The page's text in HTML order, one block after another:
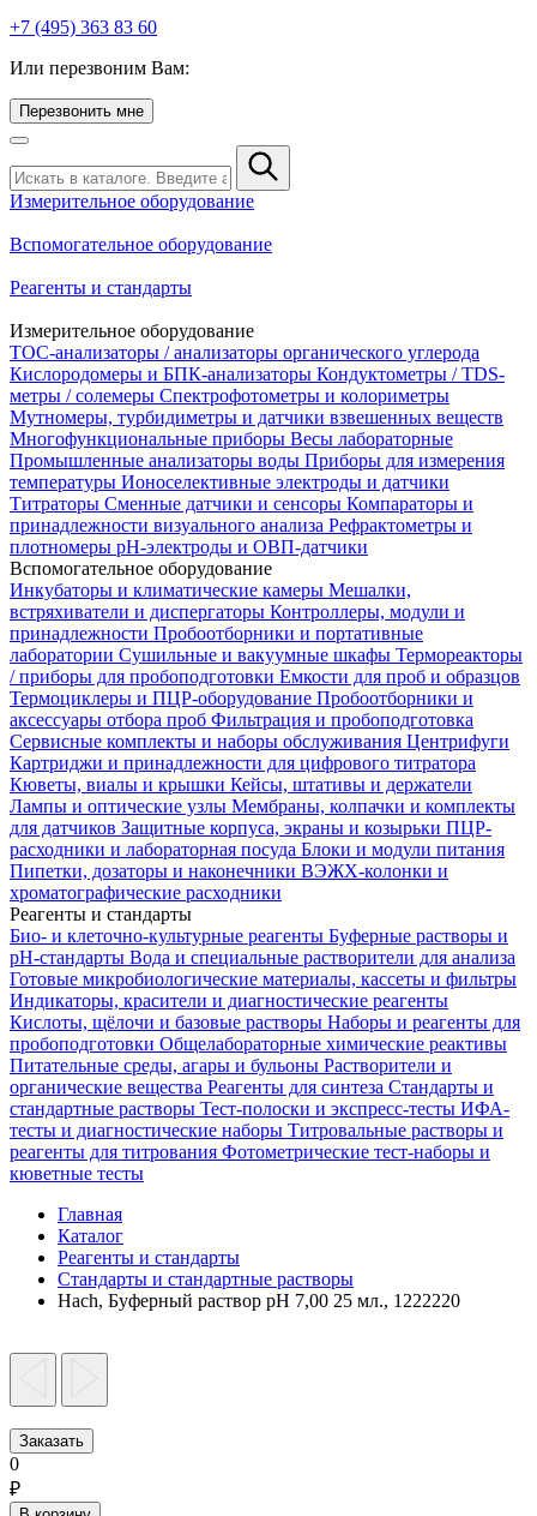
+7 (495) 363 83 60
Или перезвоним Вам:
Перезвонить мне
Измерительное оборудование
Вспомогательное оборудование
Реагенты и стандарты
Измерительное оборудование
TOC-анализаторы / анализаторы органического углерода
Кислородомеры и БПК-анализаторы Кондуктометры / TDS-
метры / солемеры Спектрофотометры и колориметры
Мутномеры, турбидиметры и датчики взвешенных веществ
Многофункциональные приборы Весы лабораторные
Промышленные анализаторы воды Приборы для измерения
температуры Ионоселективные электроды и датчики
Титраторы Сменные датчики и сенсоры Компараторы и
принадлежности визуального анализа Рефрактометры и
плотномеры pH-электроды и ОВП-датчики
Вспомогательное оборудование
Инкубаторы и климатические камеры Мешалки,
встряхиватели и диспергаторы Контроллеры, модули и
принадлежности Пробоотборники и портативные
лаборатории Сушильные и вакуумные шкафы Термореакторы
/ приборы для пробоподготовки Емкости для проб и образцов
Термоциклеры и ПЦР-оборудование Пробоотборники и
аксессуары отбора проб Фильтрация и пробоподготовка
Сервисные комплекты и наборы обслуживания Центрифуги
Картриджи и принадлежности для цифрового титратора
Кюветы, виалы и крышки Кейсы, штативы и держатели
Лампы и оптические узлы Мембраны, колпачки и комплекты
для датчиков Защитные корпуса, экраны и козырьки ПЦР-
расходники и лабораторная посуда Блоки и модули питания
Пипетки, дозаторы и наконечники ВЭЖХ-колонки и
хроматографические расходники
Реагенты и стандарты
Био- и клеточно-культурные реагенты Буферные растворы и
pH-стандарты Вода и специальные растворители для анализа
Готовые микробиологические материалы, кассеты и фильтры
Индикаторы, красители и диагностические реагенты
Кислоты, щёлочи и базовые растворы Наборы и реагенты для
пробоподготовки Общелабораторные химические реактивы
Питательные среды, агары и бульоны Растворители и
органические вещества Реагенты для синтеза Стандарты и
стандартные растворы Тест-полоски и экспресс-тесты ИФА-
тесты и диагностические наборы Титровальные растворы и
реагенты для титрования Фотометрические тест-наборы и
кюветные тесты
Главная
Каталог
Реагенты и стандарты
Стандарты и стандартные растворы
Hach, Буферный раствор pH 7,00 25 мл., 1222220
Заказать
0
₽